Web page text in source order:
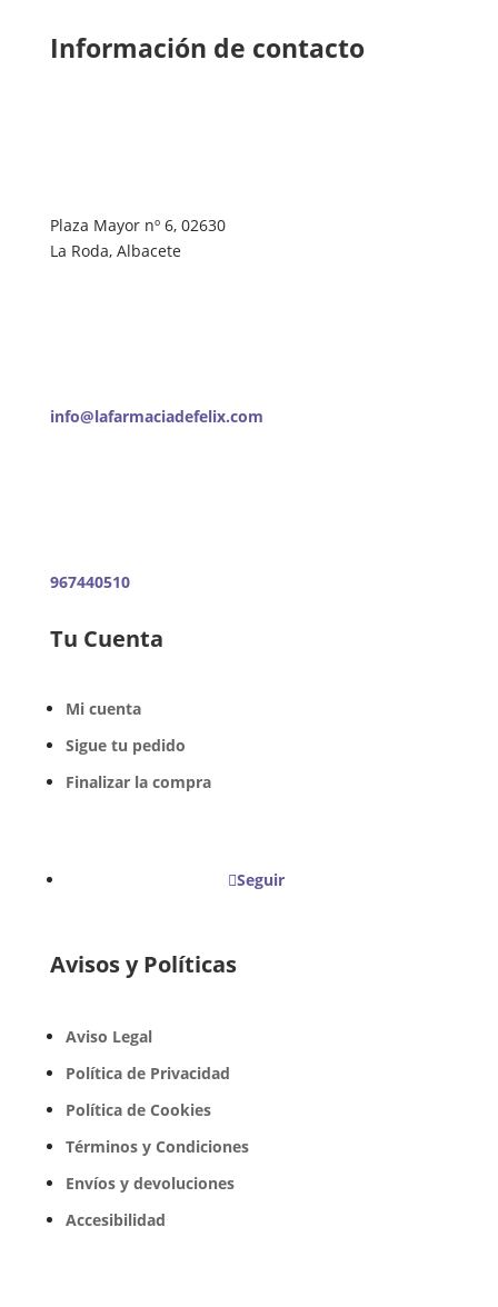
Información de contacto
Plaza Mayor nº 6, 02630
La Roda, Albacete
info@lafarmaciadefelix.com
967440510
Tu Cuenta
Mi cuenta
Sigue tu pedido
Finalizar la compra
Seguir
Avisos y Políticas
Aviso Legal
Política de Privacidad
Política de Cookies
Términos y Condiciones
Envíos y devoluciones
Accesibilidad